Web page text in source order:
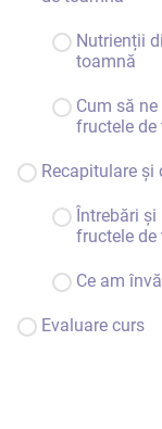
Nutrienții
toamnă
Cum să
fructele de
Recapitulare și
Întrebări și
fructele de
Ce am
Evaluare curs